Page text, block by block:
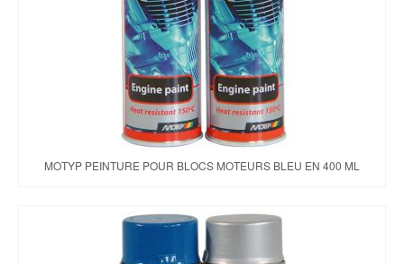
MOTYP PEINTURE POUR BLOCS MOTEURS BLEU EN 400 ML